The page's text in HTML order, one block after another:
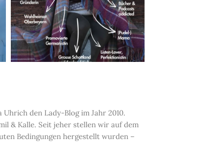
den Lady-Blog im Jahr 2010.
& Kalle. Seit jeher stellen wir auf dem
Bedingungen hergestellt wurden –